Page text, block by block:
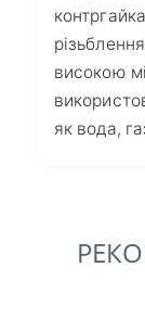
високою
як вода,